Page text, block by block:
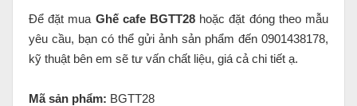
Để đặt mua Ghế cafe BGTT28 hoặc đặt đóng theo mẫu
yêu cầu, bạn có thể gửi ảnh sản phẩm đến 0901438178,
kỹ thuật bên em sẽ tư vấn chất liệu, giá cả chi tiết ạ.
Mã sản phẩm: BGTT28